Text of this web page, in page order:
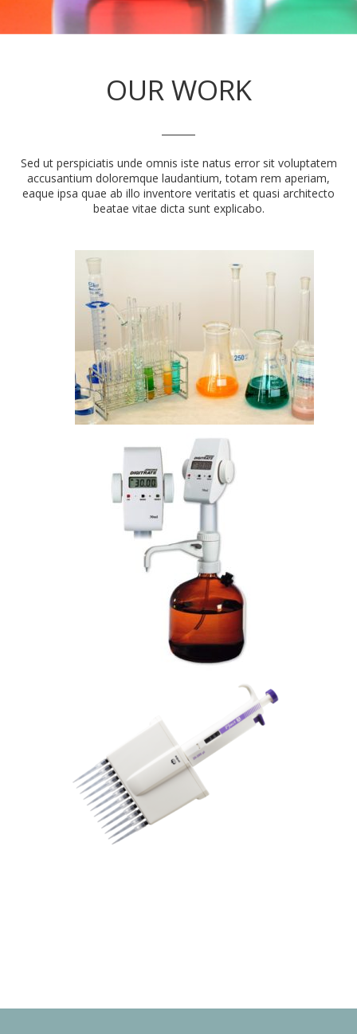
OUR WORK
Sed ut perspiciatis unde omnis iste natus error sit voluptatem
accusantium doloremque laudantium, totam rem aperiam,
eaque ipsa quae ab illo inventore veritatis et quasi architecto
beatae vitae dicta sunt explicabo.